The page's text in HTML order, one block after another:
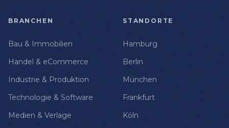
BRANCHEN
Bau & Immobilien
Handel & eCommerce
Industrie & Produktion
Technologie & Software
Medien & Verlage
STANDORTE
Hamburg
Berlin
München
Frankfurt
Köln